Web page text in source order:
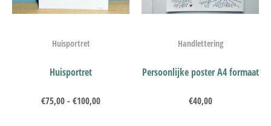
Huisportret
Huisportret
€75,00 - €100,00
Handlettering
Persoonlijke poster A4 formaat
€40,00